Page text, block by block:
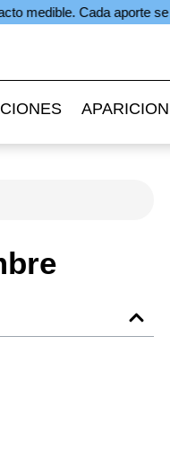
Cada aporte se convierte